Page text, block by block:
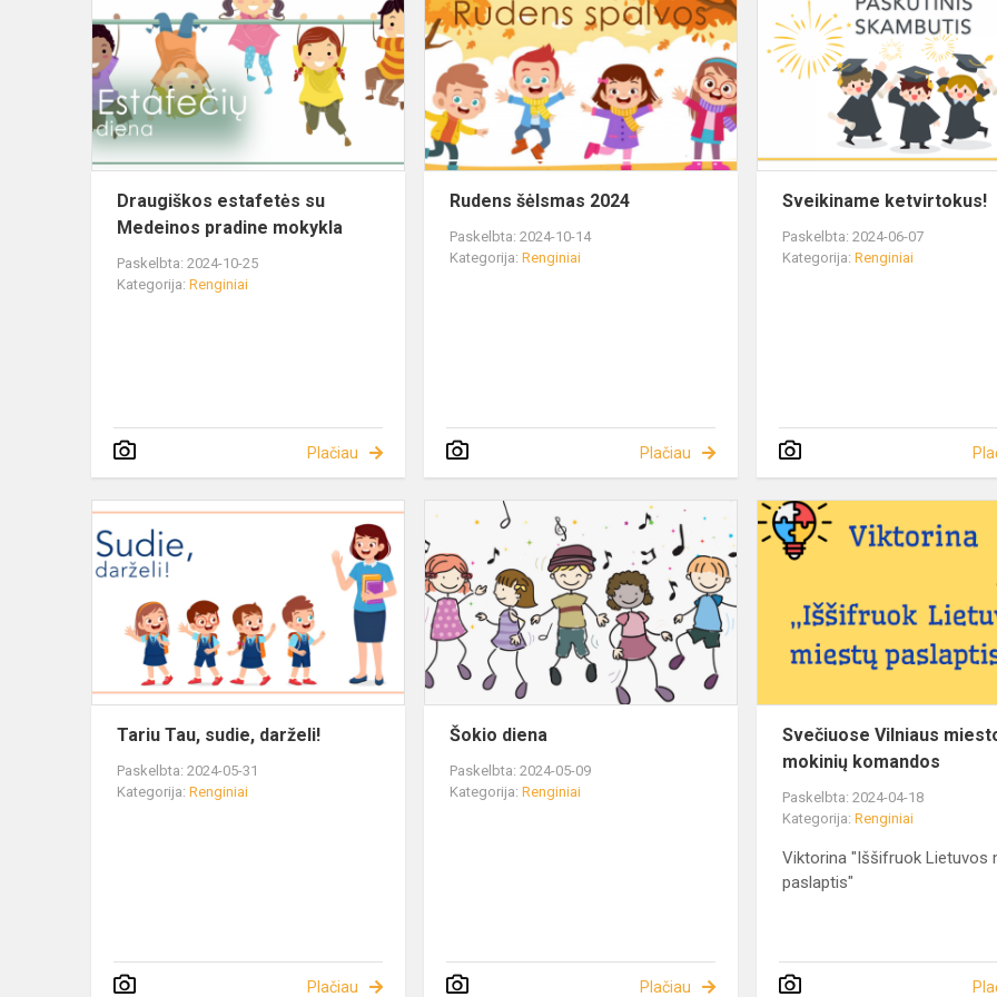
Draugiškos estafetės su
Medeinos pradine mokykla
Paskelbta: 2024-10-25
Kategorija: Renginiai
Plačiau
Rudens šėlsmas 2024
Paskelbta: 2024-10-14
Kategorija:Renginiai
Plačiau
Sveikiname ketvirtokus!
Paskelbta: 2024-06-07
Kategorija:Renginiai
Tariu Tau, sudie, darželi!
Paskelbta: 2024-05-31
Kategorija: Renginiai
Plačiau
Šokio diena
Paskelbta: 2024-05-09
Kategorija:Renginiai
Plačiau
Svečiuose Vilniaus
mokinių komandos
Paskelbta: 2024-04-18
Kategorija:Renginiai
Viktorina "Iššifruok Lietuvos
paslaptis"